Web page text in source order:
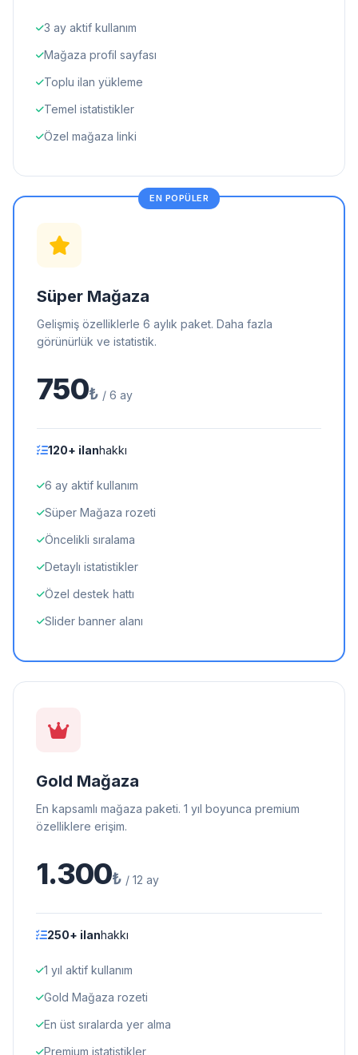
3 ay aktif kullanım
Mağaza profil sayfası
Toplu ilan yükleme
Temel istatistikler
Özel mağaza linki
EN POPÜLER
Süper Mağaza
Gelişmiş özelliklerle 6 aylık paket. Daha fazla
görünürlük ve istatistik.
750₺ / 6 ay
120+ ilanhakkı
6 ay aktif kullanım
Süper Mağaza rozeti
Öncelikli sıralama
Detaylı istatistikler
Özel destek hattı
Slider banner alanı
Gold Mağaza
En kapsamlı mağaza paketi. 1 yıl boyunca premium
özelliklere erişim.
1.300₺ / 12 ay
250+ ilanhakkı
1 yıl aktif kullanım
Gold Mağaza rozeti
En üst sıralarda yer alma
Premium istatistikler